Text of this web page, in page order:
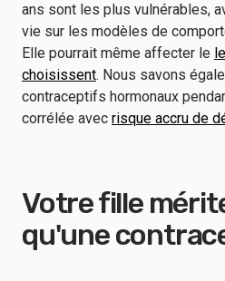
ans sont les plus vulnérables,
vie sur les modèles de
Elle pourrait même affecter le
choisissent. Nous savons
contraceptifs hormonaux
corrélée avec risque accru de
Votre fille
qu'une